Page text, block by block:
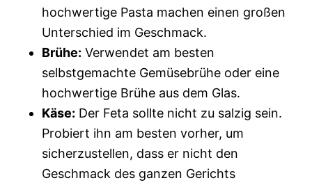
hochwertige Pasta machen einen großen
Unterschied im Geschmack.
Brühe: Verwendet am besten
selbstgemachte Gemüsebrühe oder eine
hochwertige Brühe aus dem Glas.
Käse: Der Feta sollte nicht zu salzig sein.
Probiert ihn am besten vorher, um
sicherzustellen, dass er nicht den
Geschmack des ganzen Gerichts